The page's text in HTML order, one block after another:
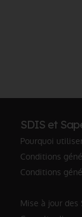
SDIS et
Pourquoi
Conditions
Conditions
Mise à jour des